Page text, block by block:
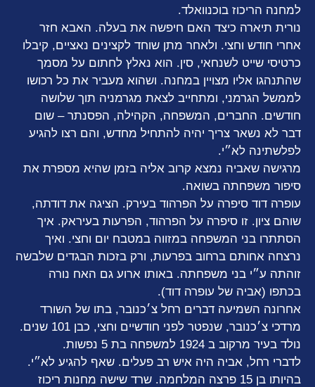
למחנה הריכוז בוכנוואלד.
נורית תיארה כיצד האם חיפשה את בעלה. האבא חזר
אחרי חודש וחצי. ולאחר מתן שוחד לקצינים נאציים, קיבלו
כרטיסי שייט לשנחאי, סין. הוא נאלץ לחתום על מסמך
שהתנהגו אליו מצויין במחנה. ושהוא מעביר את כל רכושו
לממשל הגרמני, ומתחייב לצאת מגרמניה תוך שלושה
חודשים. החברים, המשפחה, הקהילה, הפסנתר – שום
דבר לא נשאר צריך יהיה להתחיל מחדש, והם רצו להגיע
לפלשתינה לא״י.
מרגישה שאביה נמצא קרוב אליה בזמן שהיא מספרת את
סיפור משפחתה בשואה.
עופרה דוד סיפרה על הפרהוד בעירק. הציגה את דודתה,
שוהם ציון. זו סיפרה על הפרהוד, הפרעות בעיראק. איך
הסתתרו בני המשפחה במזווה במטבח יום וחצי. ואיך
נרצחה אחותם ברחוב בפרעות, ורק בזכות הבגדים שלבשה
זוהתה ע״י בני משפחתה. באותו ארוע גם האח נורה
בכתפו (אביה של עופרה דוד).
אחרונה השמיעה דברים רחל צ׳כנובר, בתו של השורד
מרדכי צ׳כנובר, שנפטר לפני חודשיים וחצי, כבן 101 שנים.
נולד בעיר מרקוב ב 1924 למשפחה בת 5 נפשות.
לדברי רחל, אביה היה איש רב פעלים. שאף להגיע לא״י.
בהיותו בן 15 פרצה המלחמה. שרד שישה מחנות ריכוז